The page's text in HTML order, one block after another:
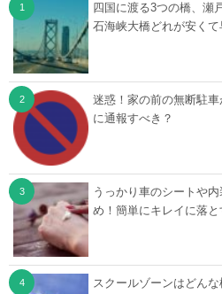
四国に渡る3つの橋、瀬
石海峡大橋どれが安くて
迷惑！家の前の無断駐
に通報すべき？
うっかり車のシートや
め！簡単にキレイに落と
スクールゾーンはどん